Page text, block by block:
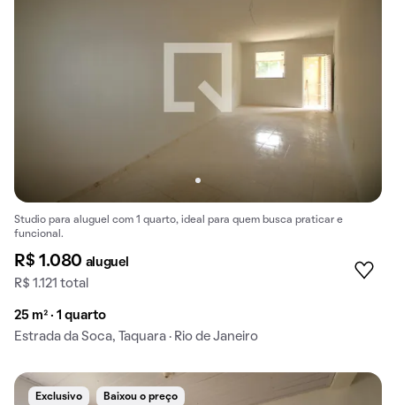
Studio para aluguel com 1 quarto, ideal para quem busca praticar e
funcional.
R$ 1.080 aluguel
R$ 1.121 total
25 m² · 1 quarto
Estrada da Soca, Taquara · Rio de Janeiro
Exclusivo Baixou o preço